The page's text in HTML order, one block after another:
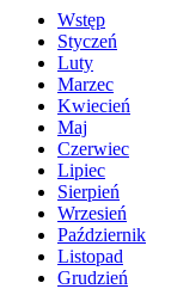
Wstęp
Styczeń
Luty
Marzec
Kwiecień
Maj
Czerwiec
Lipiec
Sierpień
Wrzesień
Październik
Listopad
Grudzień